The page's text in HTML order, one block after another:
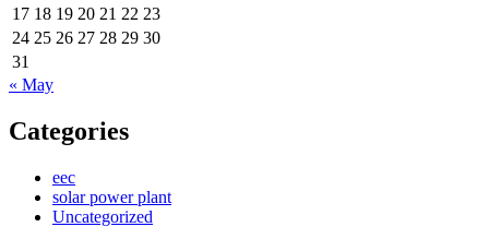
17 18 19 20 21 22 23
24 25 26 27 28 29 30
31
« May
Categories
eec
solar power plant
Uncategorized